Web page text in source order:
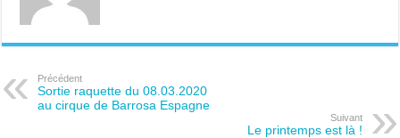
Précédent
Sortie raquette du 08.03.2020
au cirque de Barrosa Espagne
Suivant
Le printemps est là !